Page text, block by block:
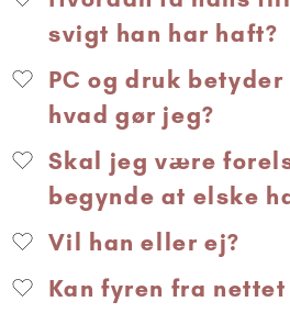
svigt han har haft?
PC og druk
hvad gør jeg?
Skal jeg være
begynde at elske
Vil han eller ej?
Kan fyren fra